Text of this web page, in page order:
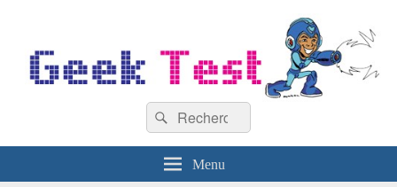
Recherche :
Rechercher
Menu